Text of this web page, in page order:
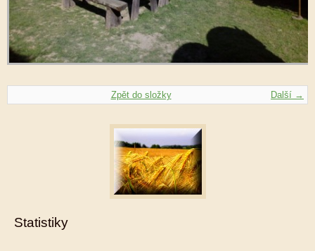
Další →
Zpět do složky
Statistiky